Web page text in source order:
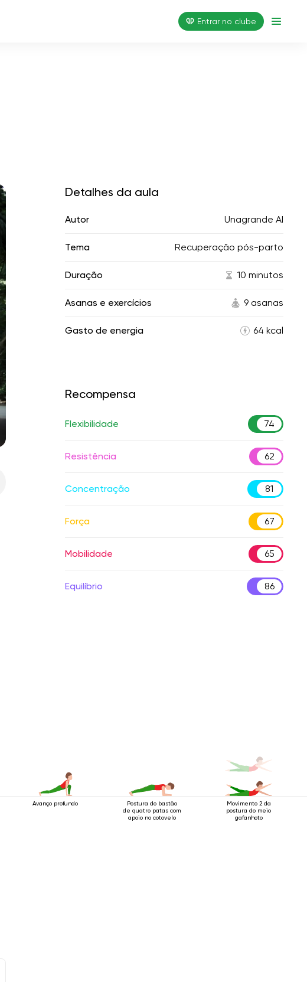
Entrar no clube
Detalhes da aula
Autor Unagrande AI
Tema Recuperação pós-parto
Duração 10 minutos
Asanas e exercícios 9 asanas
Gasto de energia 64 kcal
Recompensa
Flexibilidade 74
Resistência 62
Concentração 81
Força 67
Mobilidade 65
Equilíbrio 86
Avanço profundo
Postura do bastão
de quatro patas com
apoio no cotovelo
Movimento 2 da
postura do meio
gafanhoto